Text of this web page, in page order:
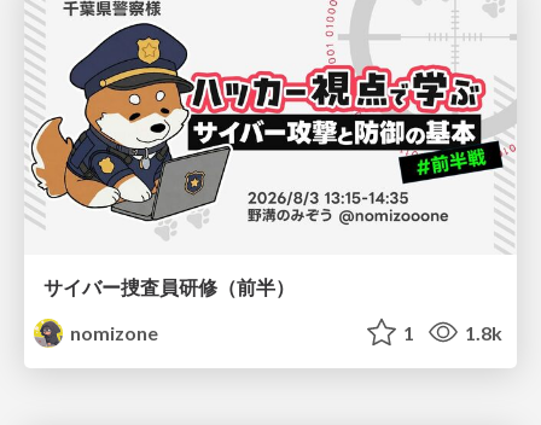
サイバー捜査員研修（前半）
nomizone
1 1.8k